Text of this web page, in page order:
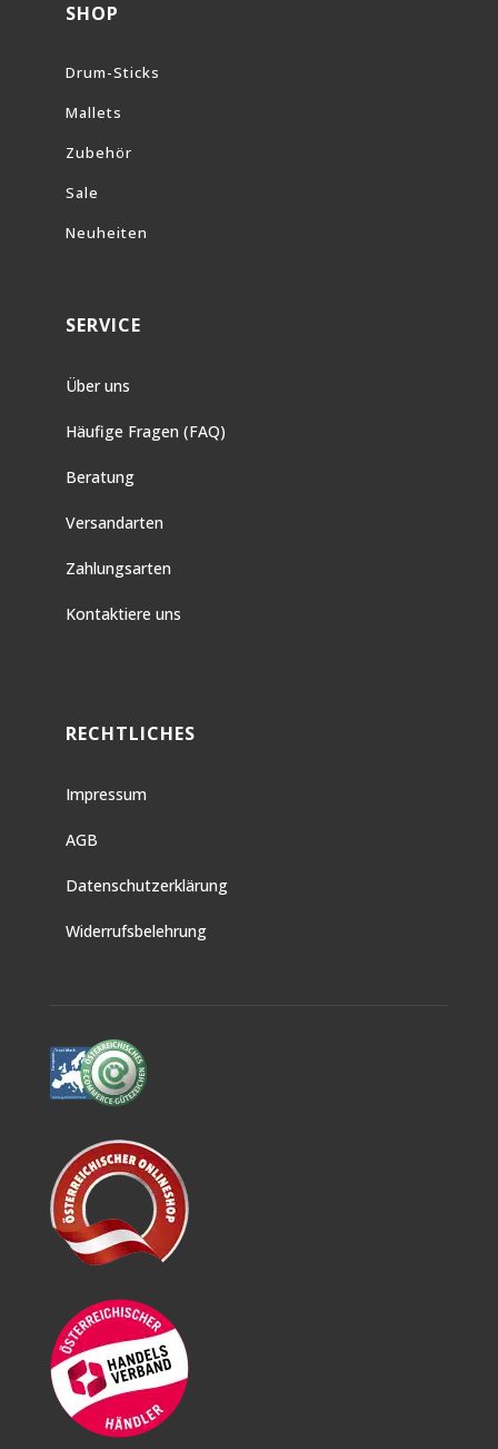
SHOP
Drum-Sticks
Mallets
Zubehör
Sale
Neuheiten
SERVICE
Über uns
Häufige Fragen (FAQ)
Beratung
Versandarten
Zahlungsarten
Kontaktiere uns
RECHTLICHES
Impressum
AGB
Datenschutzerklärung
Widerrufsbelehrung